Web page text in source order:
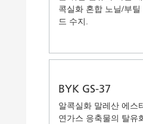
콕실화 혼합 노닐/부
드 수지.
BYK GS-37
알콕실화 말레산 에스
연가스 응축물의 탈유